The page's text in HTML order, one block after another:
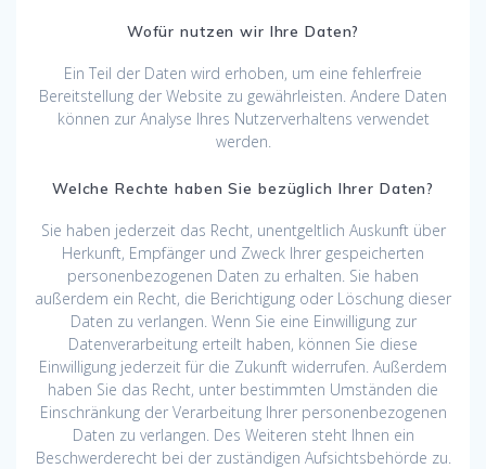
Wofür nutzen wir Ihre Daten?
Ein Teil der Daten wird erhoben, um eine fehlerfreie
Bereitstellung der Website zu gewährleisten. Andere Daten
können zur Analyse Ihres Nutzerverhaltens verwendet
werden.
Welche Rechte haben Sie bezüglich Ihrer Daten?
Sie haben jederzeit das Recht, unentgeltlich Auskunft über
Herkunft, Empfänger und Zweck Ihrer gespeicherten
personenbezogenen Daten zu erhalten. Sie haben
außerdem ein Recht, die Berichtigung oder Löschung dieser
Daten zu verlangen. Wenn Sie eine Einwilligung zur
Datenverarbeitung erteilt haben, können Sie diese
Einwilligung jederzeit für die Zukunft widerrufen. Außerdem
haben Sie das Recht, unter bestimmten Umständen die
Einschränkung der Verarbeitung Ihrer personenbezogenen
Daten zu verlangen. Des Weiteren steht Ihnen ein
Beschwerderecht bei der zuständigen Aufsichtsbehörde zu.